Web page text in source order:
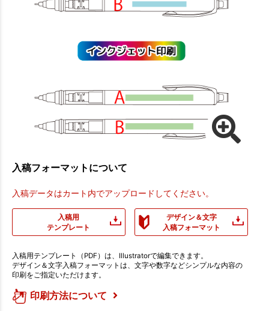
入稿フォーマットについて
入稿データはカート内でアップロードしてください。
入稿用
テンプレート
デザイン＆文字
入稿フォーマット
入稿用テンプレート（PDF）は、Illustratorで編集できます。
デザイン＆文字入稿フォーマットは、文字や数字などシンプルな内容の
印刷をご指定いただけます。
印刷方法について